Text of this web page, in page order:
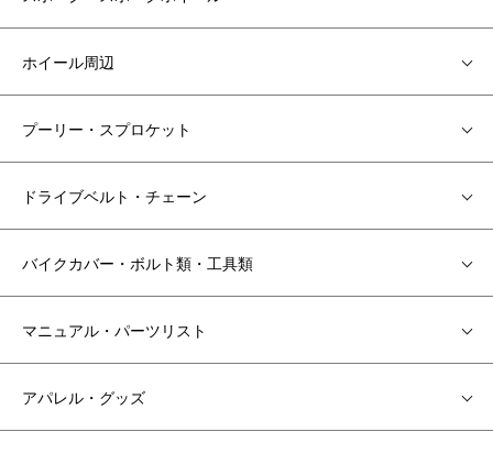
ホイール周辺
プーリー・スプロケット
ドライブベルト・チェーン
バイクカバー・ボルト類・工具類
マニュアル・パーツリスト
アパレル・グッズ